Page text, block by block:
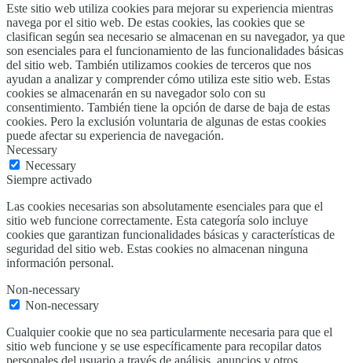
Este sitio web utiliza cookies para mejorar su experiencia mientras
navega por el sitio web. De estas cookies, las cookies que se
clasifican según sea necesario se almacenan en su navegador, ya que
son esenciales para el funcionamiento de las funcionalidades básicas
del sitio web. También utilizamos cookies de terceros que nos
ayudan a analizar y comprender cómo utiliza este sitio web. Estas
cookies se almacenarán en su navegador solo con su
consentimiento. También tiene la opción de darse de baja de estas
cookies. Pero la exclusión voluntaria de algunas de estas cookies
puede afectar su experiencia de navegación.
Necessary
Necessary
Siempre activado
Las cookies necesarias son absolutamente esenciales para que el
sitio web funcione correctamente. Esta categoría solo incluye
cookies que garantizan funcionalidades básicas y características de
seguridad del sitio web. Estas cookies no almacenan ninguna
información personal.
Non-necessary
Non-necessary
Cualquier cookie que no sea particularmente necesaria para que el
sitio web funcione y se use específicamente para recopilar datos
personales del usuario a través de análisis, anuncios y otros